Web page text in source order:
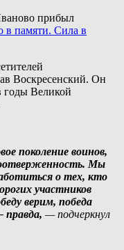
прибыл
в памяти. Сила в
Воскресенский. Он
годы Великой
поколение воинов,
Мы
о тех, кто
участников
верим, победа
правда, — подчеркнул